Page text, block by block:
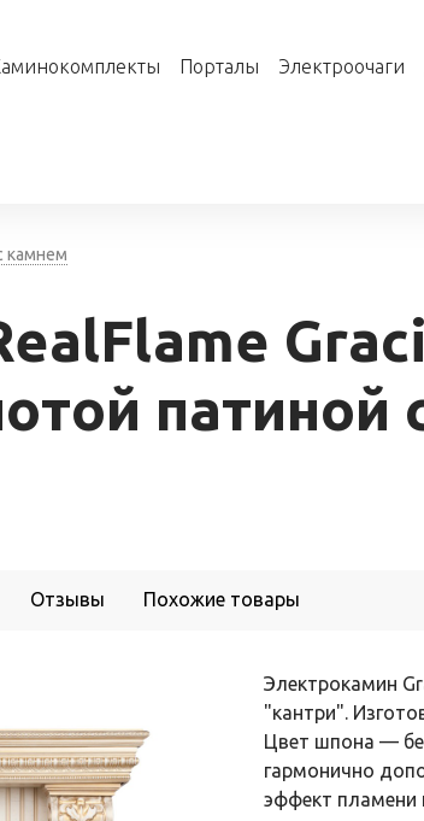
Порталы Электроочаги
камнем
патиной
Отзывы Похожие товары
Электрокамин
"кантри".
Цвет шпона —
гармонично
эффект пламени